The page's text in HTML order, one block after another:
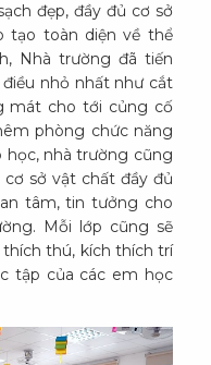
đẹp, đầy đủ cơ sở
tạo toàn diện về thể
Nhà trường đã tiến
nhỏ nhất như cắt
mát cho tới củng cố
phòng chức năng
học, nhà trường cũng
cơ sở vật chất đầy đủ
tâm, tin tưởng cho
Mỗi lớp cũng sẽ
thú, kích thích trí
tập của các em học